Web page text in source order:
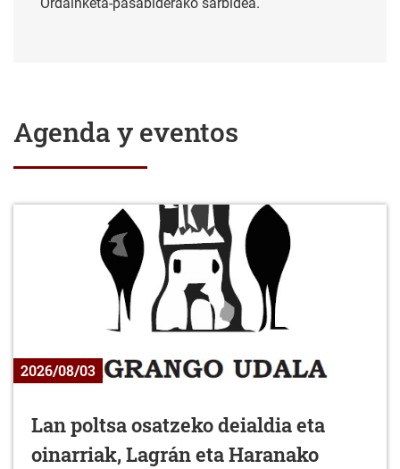
Ordainketa-pasabiderako sarbidea.
Agenda y eventos
2026/08/03
Lan poltsa osatzeko deialdia eta
oinarriak, Lagrán eta Haranako